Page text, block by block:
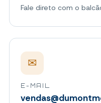
Fale direto com o
✉
E-MAIL